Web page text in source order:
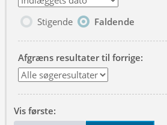
Stigende Faldende
Afgræns resultater til forrige:
Vis første: